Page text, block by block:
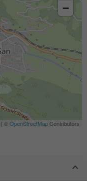
−
| ©OpenStreetMapContributors